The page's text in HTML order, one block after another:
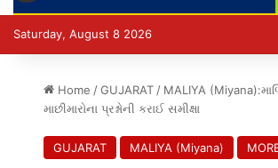
Saturday, August 8 2026
Home / GUJARAT / MALIYA
માછીમારોના પ્રશ્નોની કરાઈ સમીક્ષા
GUJARAT MALIYA (Miyana)